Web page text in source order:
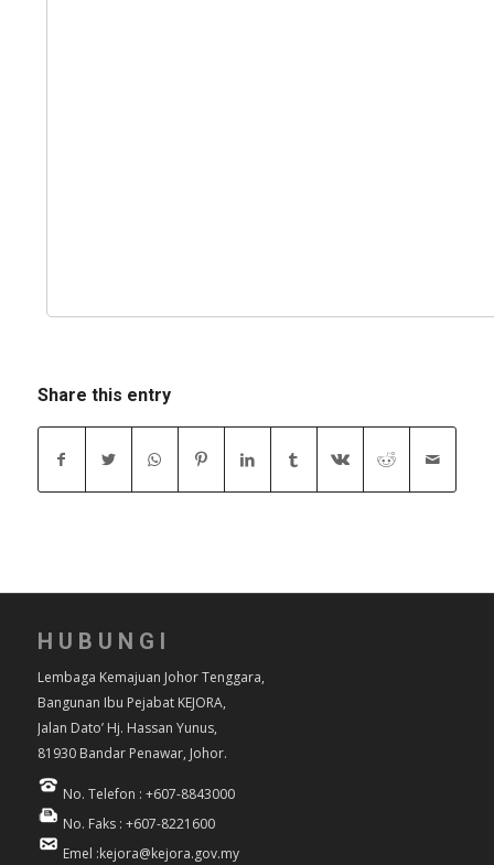
Share this entry
HUBUNGI
Lembaga Kemajuan Johor Tenggara,
Bangunan Ibu Pejabat KEJORA,
Jalan Dato’ Hj. Hassan Yunus,
81930 Bandar Penawar, Johor.
No. Telefon : +607-8843000
No. Faks : +607-8221600
Emel :kejora@kejora.gov.my